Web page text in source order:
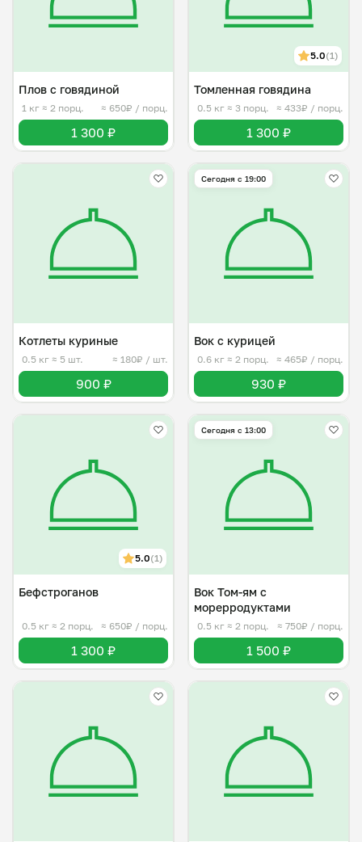
Плов с говядиной
1 кг ≈ 2 порц. ≈ 650₽ / порц.
1 300 ₽
5.0(1)
Томленная говядина
0.5 кг ≈ 3 порц. ≈ 433₽ / порц.
1 300 ₽
Котлеты куриные
0.5 кг ≈ 5 шт. ≈ 180₽ / шт.
900 ₽
Сегодня с 19:00
Вок с курицей
0.6 кг ≈ 2 порц. ≈ 465₽ / порц.
930 ₽
5.0(1)
Бефстроганов
0.5 кг ≈ 2 порц. ≈ 650₽ / порц.
1 300 ₽
Сегодня с 13:00
Вок Том-ям с
морерродуктами
0.5 кг ≈ 2 порц. ≈ 750₽ / порц.
1 500 ₽